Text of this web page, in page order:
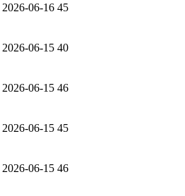
2026-06-16 45
2026-06-15 40
2026-06-15 46
2026-06-15 45
2026-06-15 46